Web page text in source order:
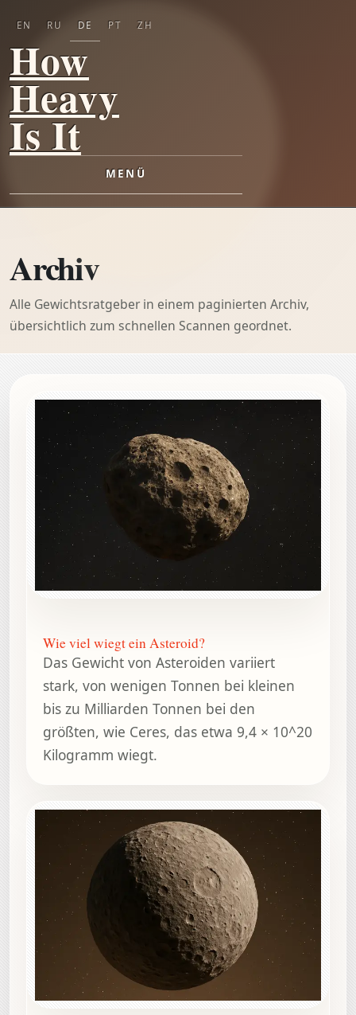
How
Heavy
Is It
MENÜ
EN RU DE PT ZH
Archiv
Alle Gewichtsratgeber in einem paginierten Archiv,
übersichtlich zum schnellen Scannen geordnet.
Wie viel wiegt ein Asteroid?
Das Gewicht von Asteroiden variiert
stark, von wenigen Tonnen bei kleinen
bis zu Milliarden Tonnen bei den
größten, wie Ceres, das etwa 9,4 × 10^20
Kilogramm wiegt.